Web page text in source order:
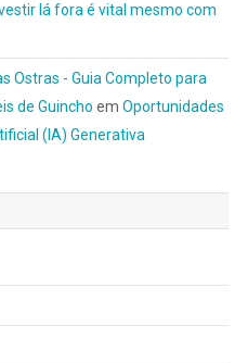
lá fora é vital mesmo com
Ostras - Guia Completo para
de Guincho em Oportunidades
(IA) Generativa